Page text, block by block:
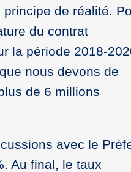
de réalité.
du contrat
la période 2018-
nous devons de
de 6 millions
avec le
Au final, le taux